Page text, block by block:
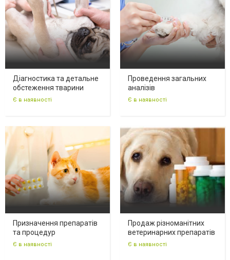
Діагностика та детальне
обстеження тварини
Є в наявності
Проведення загальних
аналізів
Є в наявності
Призначення препаратів
та процедур
Є в наявності
Продаж різноманітних
ветеринарних препаратів
Є в наявності